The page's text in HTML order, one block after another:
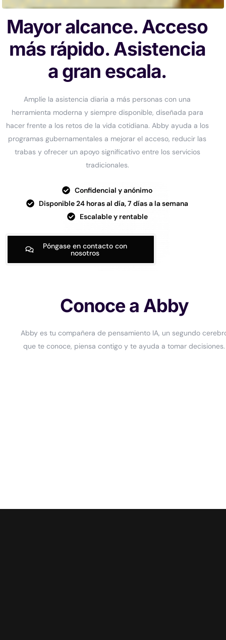
Mayor alcance. Acceso
más rápido. Asistencia
a gran escala.
Amplíe la asistencia diaria a más personas con una
herramienta moderna y siempre disponible, diseñada para
hacer frente a los retos de la vida cotidiana. Abby ayuda a los
programas gubernamentales a mejorar el acceso, reducir las
trabas y ofrecer un apoyo significativo entre los servicios
tradicionales.
Confidencial y anónimo
Disponible 24 horas al día, 7 días a la semana
Escalable y rentable
Póngase en contacto con
nosotros
Conoce a Abby
Abby es tu compañera de pensamiento IA, un segundo
que te conoce, piensa contigo y te ayuda a tomar decisiones.